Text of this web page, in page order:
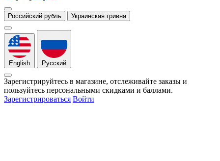
Российский рубль Украинская гривна
English Русский
Зарегистрируйтесь в магазине, отслеживайте заказы и
пользуйтесь персональными скидками и баллами.
Зарегистрироваться Войти